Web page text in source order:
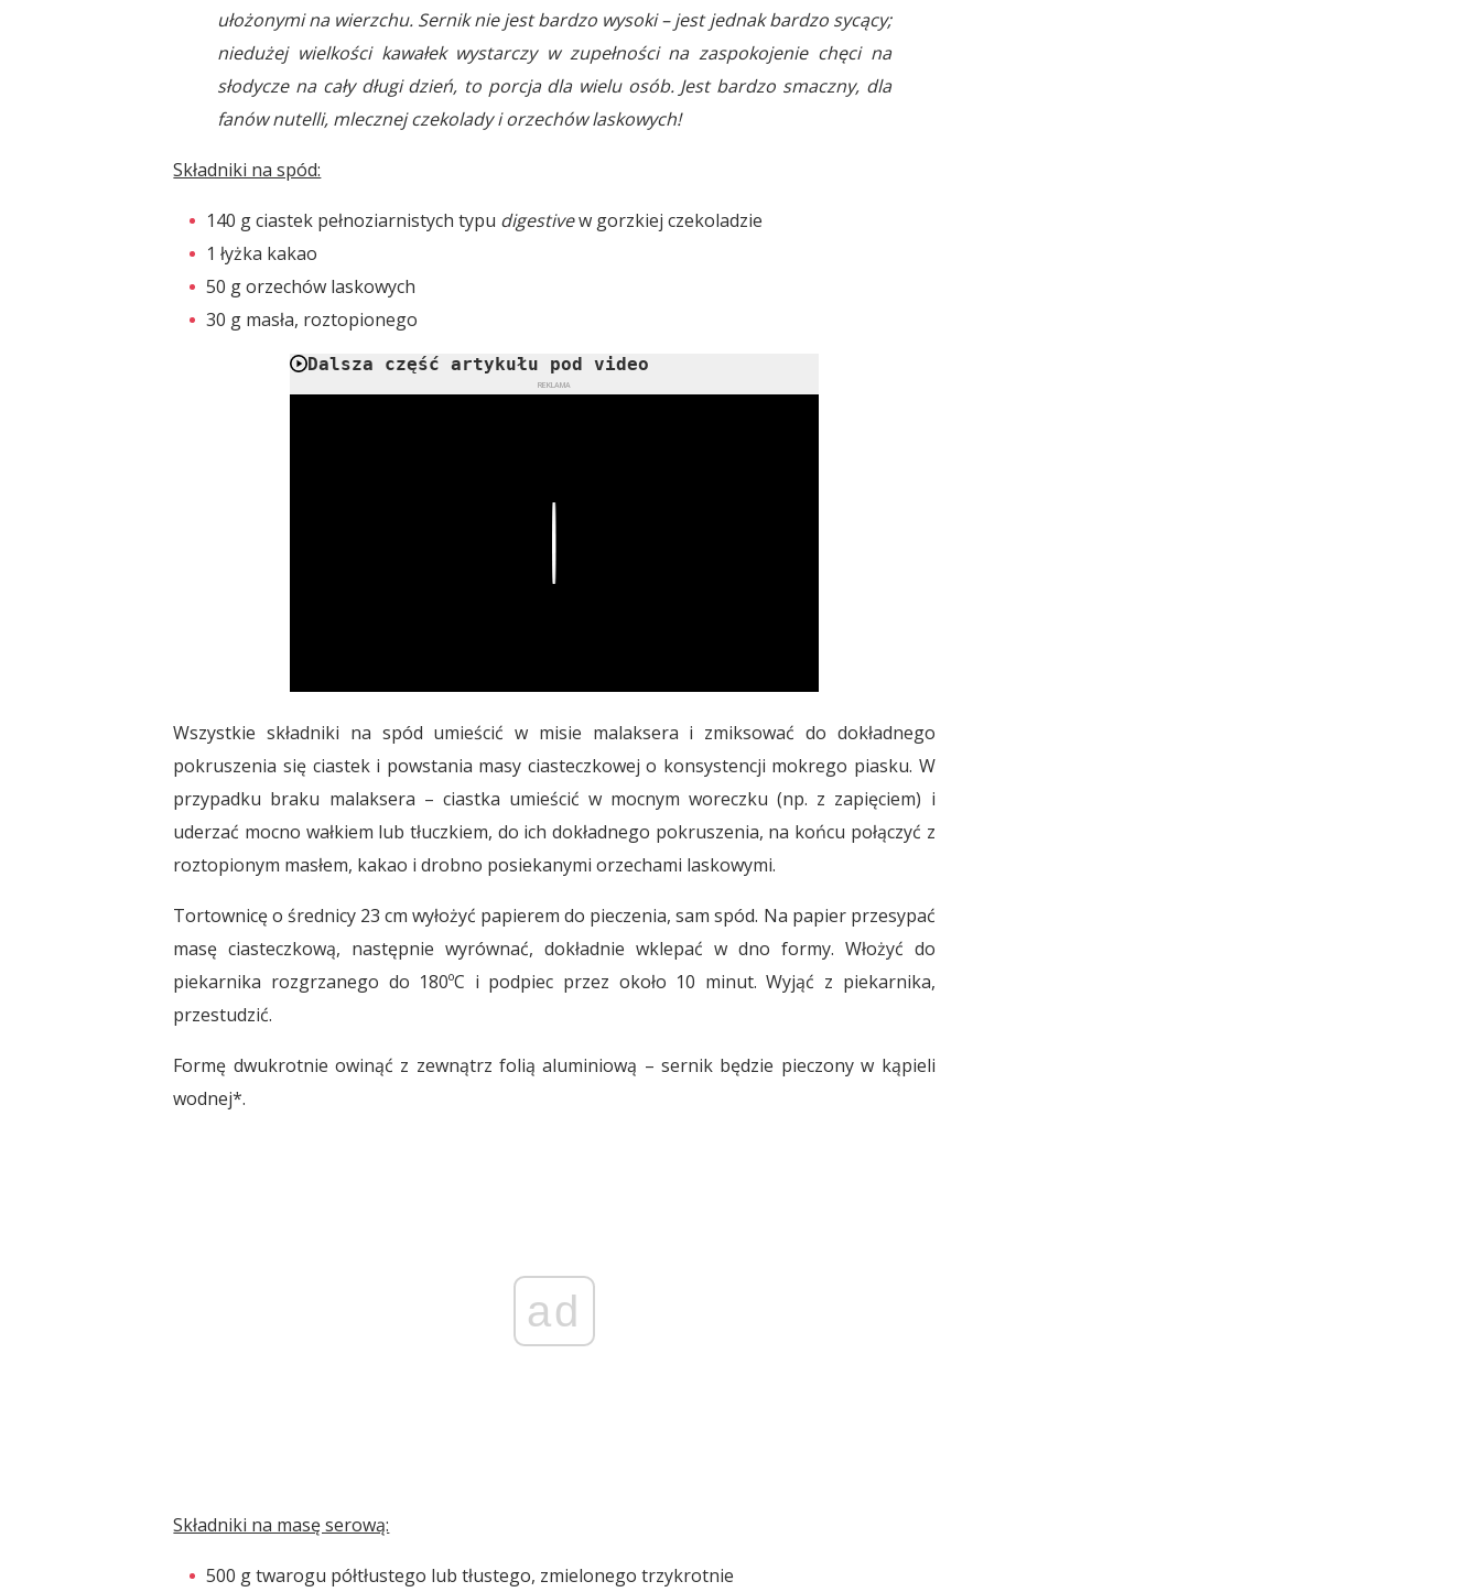
ułożonymi na wierzchu. Sernik nie jest bardzo wysoki – jest jednak bardzo sycący;
niedużej wielkości kawałek wystarczy w zupełności na zaspokojenie chęci na
słodycze na cały długi dzień, to porcja dla wielu osób. Jest bardzo smaczny, dla
fanów nutelli, mlecznej czekolady i orzechów laskowych!
Składniki na spód:
140 g ciastek pełnoziarnistych typu digestivew gorzkiej czekoladzie
1 łyżka kakao
50 g orzechów laskowych
30 g masła, roztopionego
Dalsza część artykułu pod video
REKLAMA
Wszystkie składniki na spód umieścić w misie malaksera i zmiksować do dokładnego
pokruszenia się ciastek i powstania masy ciasteczkowej o konsystencji mokrego piasku. W
przypadku braku malaksera – ciastka umieścić w mocnym woreczku (np. z zapięciem) i
uderzać mocno wałkiem lub tłuczkiem, do ich dokładnego pokruszenia, na końcu połączyć z
roztopionym masłem, kakao i drobno posiekanymi orzechami laskowymi.
Tortownicę o średnicy 23 cm wyłożyć papierem do pieczenia, sam spód. Na papier przesypać
masę ciasteczkową, następnie wyrównać, dokładnie wklepać w dno formy. Włożyć do
piekarnika rozgrzanego do 180ºC i podpiec przez około 10 minut. Wyjąć z piekarnika,
przestudzić.
Formę dwukrotnie owinąć z zewnątrz folią aluminiową – sernik będzie pieczony w kąpieli
wodnej*.
ad
Składniki na masę serową:
500 g twarogu półtłustego lub tłustego, zmielonego trzykrotnie